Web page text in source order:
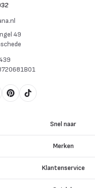
49
Pinterest
TikTok
Snel naar
Merken
Klantenservice